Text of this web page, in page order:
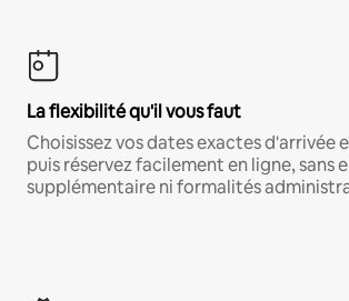
La flexibilité qu'il vous faut
Choisissez vos dates exactes d'arrivée
puis réservez facilement en ligne, sans
supplémentaire ni formalités